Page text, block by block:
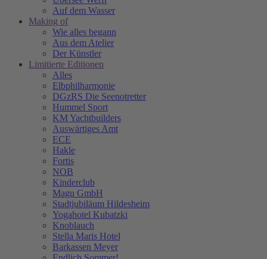
Auf dem Wasser
Making of
Wie alles begann
Aus dem Atelier
Der Künstler
Limitierte Editionen
Alles
Elbphilharmonie
DGzRS Die Seenotretter
Hummel Sport
KM Yachtbuilders
Auswärtiges Amt
ECE
Hakle
Fortis
NOB
Kinderclub
Magu GmbH
Stadtjubiläum Hildesheim
Yogahotel Kubatzki
Knoblauch
Stella Maris Hotel
Barkassen Meyer